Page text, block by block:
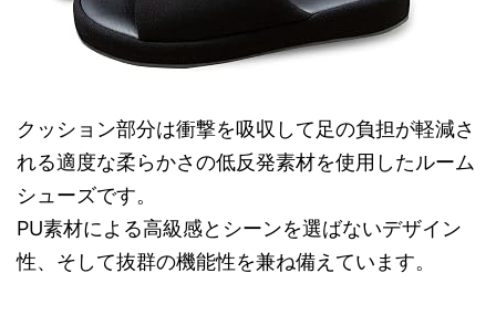
クッション部分は衝撃を吸収して足の負担が軽減さ
れる適度な柔らかさの低反発素材を使用したルーム
シューズです。
PU素材による高級感とシーンを選ばないデザイン
性、そして抜群の機能性を兼ね備えています。